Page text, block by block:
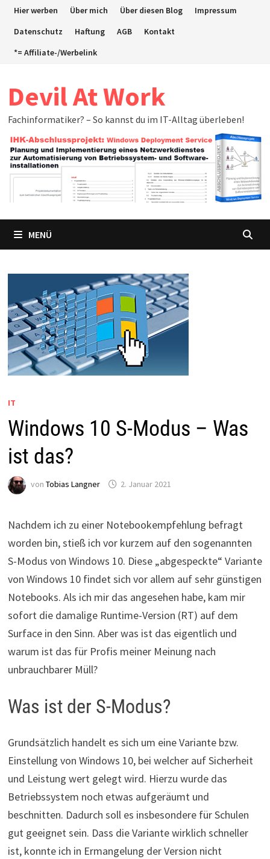
ZumHier werben Über mich Über diesen Blog
Impressum
Datenschutz
Haftung AGB
Kontakt
*= Affiliate-/Werbelink
Devil At Work
Fachinformatiker? – So kannst du im IT-Alltag überleben!
MENÜ
IT
Windows 10 S-Modus – Was
ist das?
von Tobias Langner 2. Januar 2021
Nachdem ich zu einer Notebookempfehlung befragt
worden bin, stieß ich vor kurzem auf den sogenannten
S-Modus von Windows 10. Diese „abgespeckte“ Variante
von Windows 10 findet sich vor allem auf sehr günstigen
Notebooks. Als ich mir das angesehen habe, kam mir
sofort die damalige Runtime-Version (RT) auf dem
Surface in den Sinn. Aber was ist das eigentlich und
warum ist das für Profis meiner Meinung nach
unbrauchbarer Müll?
Was ist der S-Modus?
Grundsätzlich handelt es sich um eine Variante bzw.
Einstellung von Windows 10, bei welcher auf Sicherheit
und Leistung wert gelegt wird. Hierzu wurde das
Betriebssystem noch etwas aufgeräumt und
beschnitten. Dadurch soll es insbesondere für Schulen
gut geeignet sein. Dass die Variante wirklich schneller
ist, konnte ich in Ermangelung der Version nicht